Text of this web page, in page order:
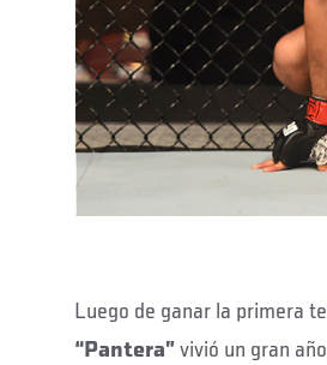
Luego de ganar la primera
“Pantera” vivió un gran